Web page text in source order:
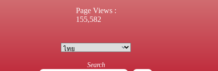
Page Views :
155,582
Search